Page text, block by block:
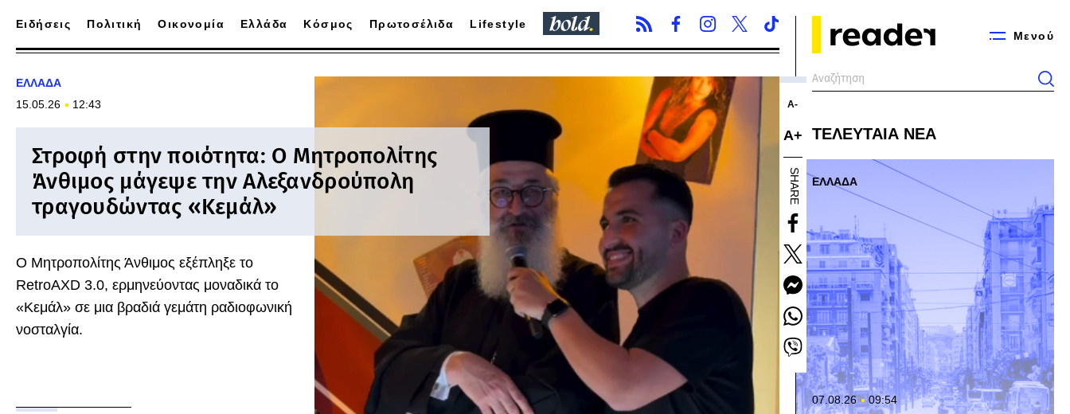
Μενού
Ειδήσεις Πολιτική Οικονομία Ελλάδα Κόσμος Πρωτοσέλιδα Lifestyle
ΕΛΛΑΔΑ
15.05.26
12:43
Στροφή στην ποιότητα: Ο Μητροπολίτης
Άνθιμος μάγεψε την Αλεξανδρούπολη
τραγουδώντας «Κεμάλ»
Ο Μητροπολίτης Άνθιμος εξέπληξε το
RetroAXD 3.0, ερμηνεύοντας μοναδικά το
«Κεμάλ» σε μια βραδιά γεμάτη ραδιοφωνική
νοσταλγία.
Α-
Α+
SHARE
ΤΕΛΕΥΤΑΙΑ ΝΕΑ
ΕΛΛΑΔΑ
07.08.26 09:54